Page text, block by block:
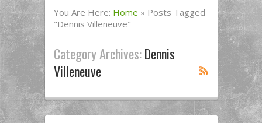
You Are Here: Home » Posts Tagged
"dennis Villeneuve"
Category Archives:Dennis
Villeneuve